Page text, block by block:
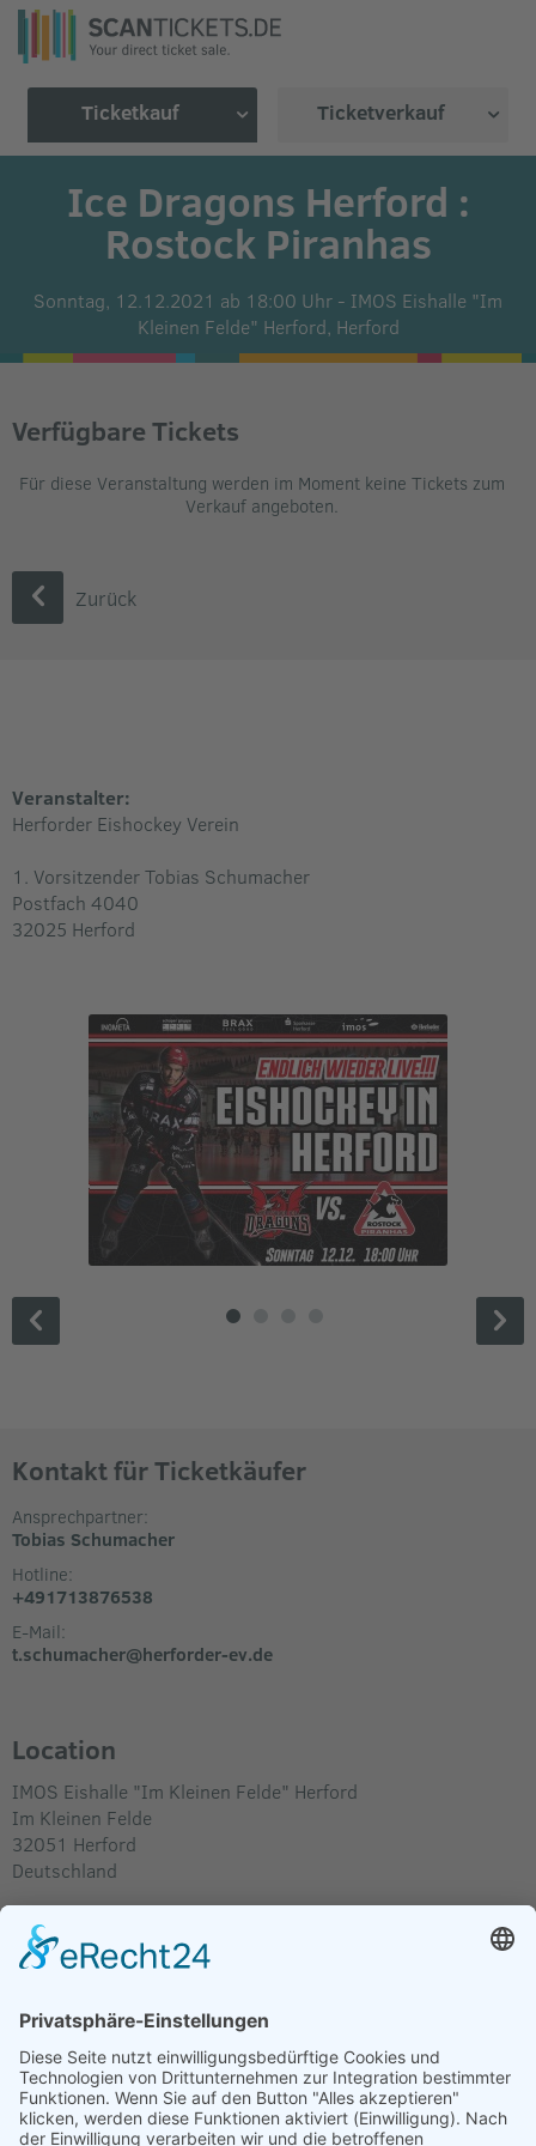
Ticketkauf Ticketverkauf
Ice Dragons Herford :
Rostock Piranhas
Sonntag, 12.12.2021 ab 18:00 Uhr - IMOS Eishalle "Im
Kleinen Felde" Herford, Herford
Verfügbare Tickets
Für diese Veranstaltung werden im Moment keine Tickets zum
Verkauf angeboten.
Zurück
Veranstalter:
Herforder Eishockey Verein
1. Vorsitzender Tobias Schumacher
Postfach 4040
32025 Herford
Kontakt für Ticketkäufer
Ansprechpartner:
Tobias Schumacher
Hotline:
+491713876538
E-Mail:
t.schumacher@herforder-ev.de
Location
IMOS Eishalle "Im Kleinen Felde" Herford
Im Kleinen Felde
32051 Herford
Deutschland
Im Routenplaner anzeigen
Verkäufer
Herforder Eishockey Verein e.V.
Leopoldstraße 2-8
32051 Herford